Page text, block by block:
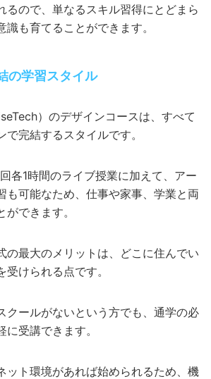
るので、単なるスキル習得にとどまら
も育てることができます。
の学習スタイル
）のデザインコースは、すべて
完結するスタイルです。
各1時間のライブ授業に加えて、アー
も可能なため、仕事や家事、学業と両
できます。
の最大のメリットは、どこに住んでい
けられる点です。
クールがないという方でも、通学の必
受講できます。
ット環境があれば始められるため、機